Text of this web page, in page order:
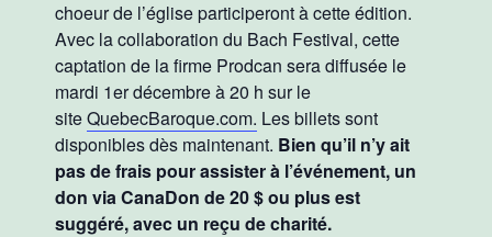
choeur de l’église participeront à cette édition.
Avec la collaboration du Bach Festival, cette
captation de la firme Prodcan sera diffusée le
mardi 1er décembre à 20 h sur le
siteQuebecBaroque.com. Les billets sont
disponibles dès maintenant. Bien qu’il n’y ait
pas de frais pour assister à l’événement, un
don via CanaDon de 20 $ ou plus est
suggéré, avec un reçu de charité.